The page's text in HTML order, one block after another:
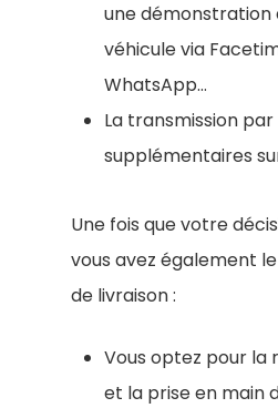
une démonstration
véhicule via
WhatsApp…
La transmission
supplémentaires
Une fois que votre
vous avez également
de livraison :
Vous optez pour la
et la prise en main